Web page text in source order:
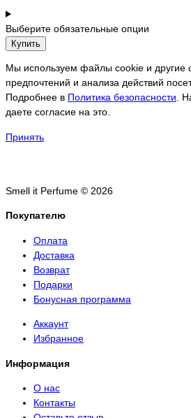
Выберите обязательные опции
Купить
Мы используем файлы cookie и другие
предпочтений и анализа действий
Подробнее в Политика безопасности.
даете согласие на это.
Принять
Smell it Perfume © 2026
Покупателю
Оплата
Доставка
Возврат
Подарки
Бонусная программа
Аккаунт
Избранное
Информация
О нас
Контакты